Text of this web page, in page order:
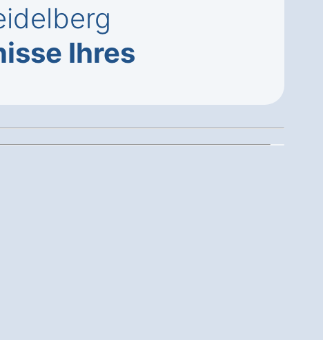
Ihres